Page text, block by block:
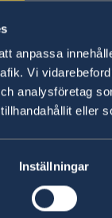
anpassa
Vi
analysföretag
eller
Inställningar
"The aim of
and to ensure
of the Chamber
and Hungary,
serve our
also here to
among the
Please visit the